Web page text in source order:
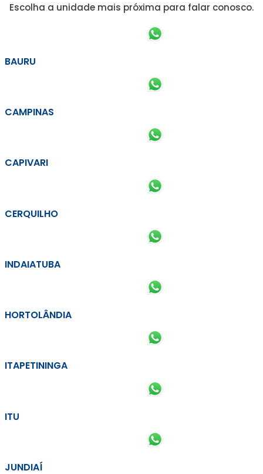
Escolha a unidade mais próxima para falar conosco.
BAURU
CAMPINAS
CAPIVARI
CERQUILHO
INDAIATUBA
HORTOLÂNDIA
ITAPETININGA
ITU
JUNDIAÍ